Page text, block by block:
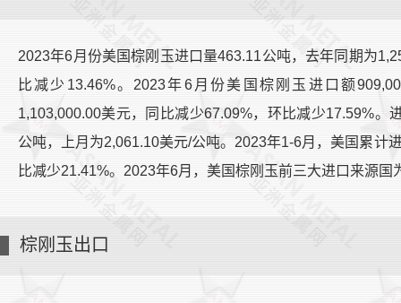
2023年6月份美国棕刚玉进口量463.11公吨，去年同期为
比减少13.46%。2023年6月份美国棕刚玉进口额
1,103,000.00美元，同比减少67.09%，环比减少17.59%
公吨，上月为2,061.10美元/公吨。2023年1-6月，美国累计
比减少21.41%。2023年6月，美国棕刚玉前三大进口来源国
棕刚玉出口